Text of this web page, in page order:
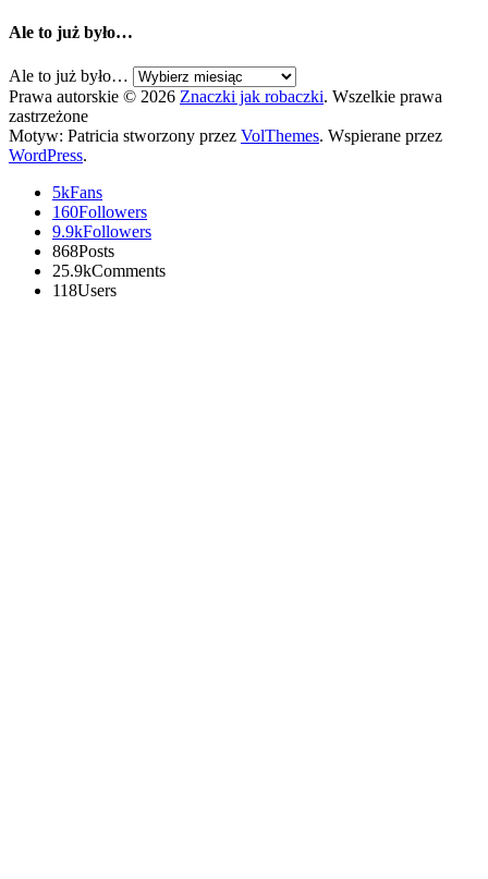
Ale to już było…
Ale to już było…
Prawa autorskie © 2026 Znaczki jak robaczki. Wszelkie prawa
zastrzeżone
Motyw: Patricia stworzony przez VolThemes. Wspierane przez
WordPress.
5kFans
160Followers
9.9kFollowers
868Posts
25.9kComments
118Users